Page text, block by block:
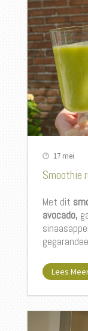
17 mei
Smoothie
Met dit
avocado,
Lees